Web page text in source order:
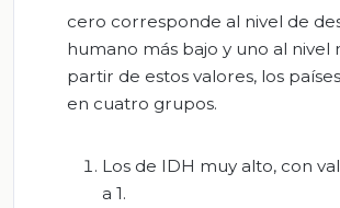
cero corresponde al nivel de
humano más bajo y uno al nivel
partir de estos valores, los
en cuatro grupos.
Los de IDH muy alto, con
a 1.